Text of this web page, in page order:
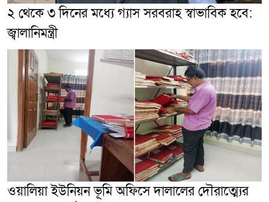
২ থেকে ৩ দিনের মধ্যে গ্যাস সরবরাহ স্বাভাবিক হবে:
জ্বালানিমন্ত্রী
ওয়ালিয়া ইউনিয়ন ভূমি অফিসে দালালের দৌরাত্ম্যের